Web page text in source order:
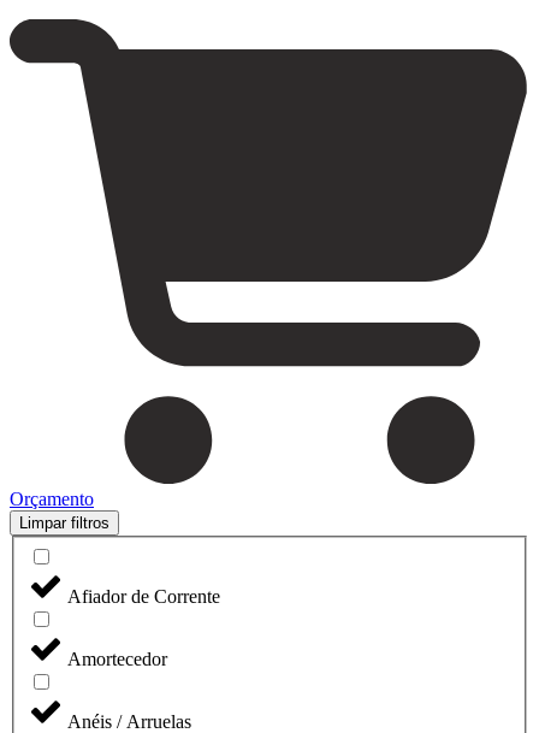
Orçamento
Limpar filtros
Afiador de Corrente
Amortecedor
Anéis / Arruelas